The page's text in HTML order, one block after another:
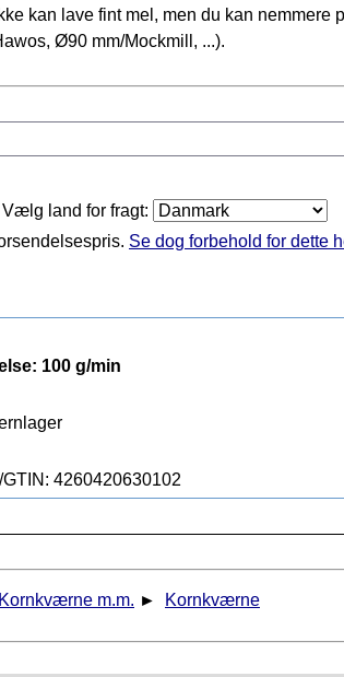
kan lave fint mel, men du kan
Ø90 mm/Mockmill, ...).
Vælg land for fragt:
Se dog forbehold for dette
100 g/min
4260420630102
Kornkværne m.m. ► Kornkværne